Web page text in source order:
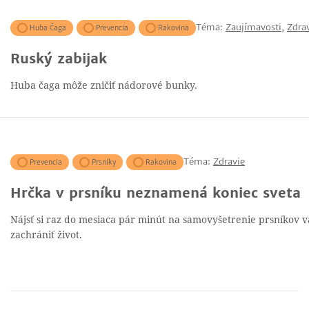
Huba Čaga Prevencia Rakovina Téma: Zaujímavosti,
Ruský zabijak
Huba čaga môže zničiť nádorové bunky.
Prevencia Prsníky Rakovina Téma: Zdravie
Hrčka v prsníku neznamená koniec sveta
Nájsť si raz do mesiaca pár minút na samovyšetrenie prsníkov
zachrániť život.